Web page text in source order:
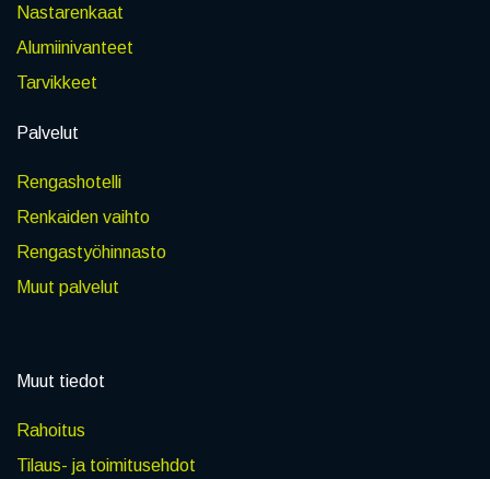
Nastarenkaat
Alumiinivanteet
Tarvikkeet
Palvelut
Rengashotelli
Renkaiden vaihto
Rengastyöhinnasto
Muut palvelut
Muut tiedot
Rahoitus
Tilaus- ja toimitusehdot